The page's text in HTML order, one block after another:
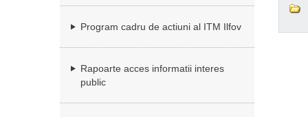
Program cadru de actiuni al ITM Ilfov
Rapoarte acces informatii interes
public